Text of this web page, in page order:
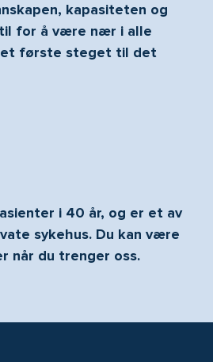
kapasiteten og
for å være nær i alle
første steget til det
i 40 år, og er et av
sykehus. Du kan være
når du trenger oss.